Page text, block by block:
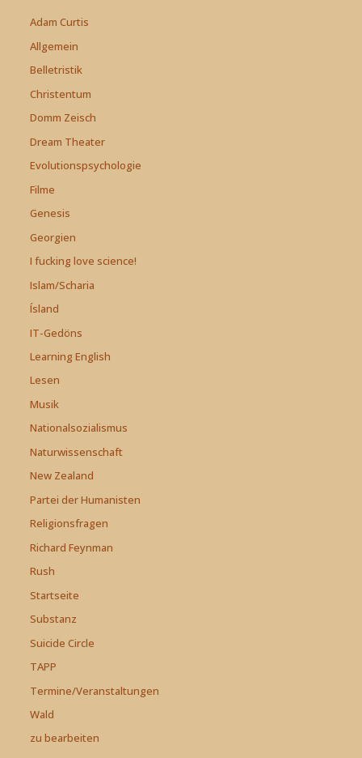
Adam Curtis
Allgemein
Belletristik
Christentum
Domm Zeisch
Dream Theater
Evolutionspsychologie
Filme
Genesis
Georgien
I fucking love science!
Islam/Scharia
Ísland
IT-Gedöns
Learning English
Lesen
Musik
Nationalsozialismus
Naturwissenschaft
New Zealand
Partei der Humanisten
Religionsfragen
Richard Feynman
Rush
Startseite
Substanz
Suicide Circle
TAPP
Termine/Veranstaltungen
Wald
zu bearbeiten